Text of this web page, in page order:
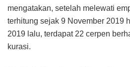
mengatakan, setelah melewati
terhitung sejak 9 November 2019
2019 lalu, terdapat 22 cerpen
kurasi.